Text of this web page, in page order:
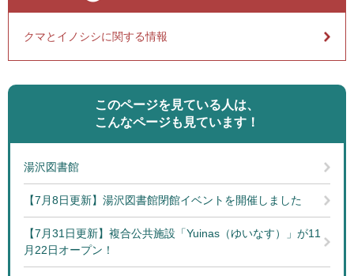
クマとイノシシに関する情報
このページを見ている人は、
こんなページも見ています！
湯沢図書館
【7月8日更新】湯沢図書館閉館イベントを開催しました
【7月31日更新】複合公共施設「Yuinas（ゆいなす）」が11
月22日オープン！